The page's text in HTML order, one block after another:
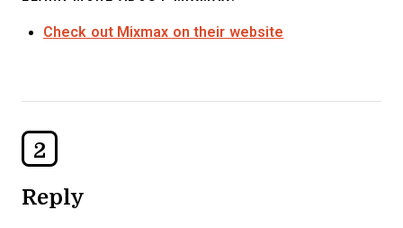
Check out Mixmax on their website
2
Reply